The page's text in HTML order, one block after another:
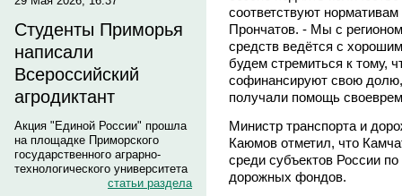
Студенты Приморья
написали
Всероссийский
агродиктант
Акция "Единой России" прошла
на площадке Приморского
государственного аграрно-
технологического университета
статьи раздела
соответствуют
Прончатов. - Мы с
средств ведётся с
будем стремиться к тому,
софинансируют свою
получали помощь
Министр транспорта и
Каюмов отметил, что
среди субъектов России
дорожных фондов.